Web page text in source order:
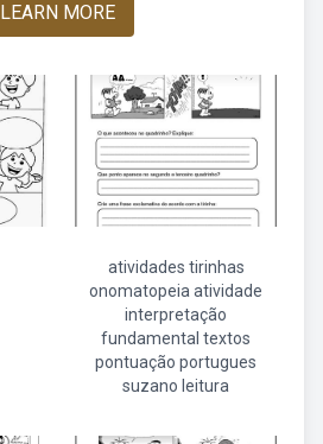
LEARN MORE
atividades tirinhas
onomatopeia atividade
interpretação
fundamental textos
pontuação portugues
suzano leitura